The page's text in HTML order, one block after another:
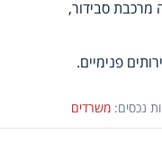
מרכבת סבידור,
נכסים: משרדים